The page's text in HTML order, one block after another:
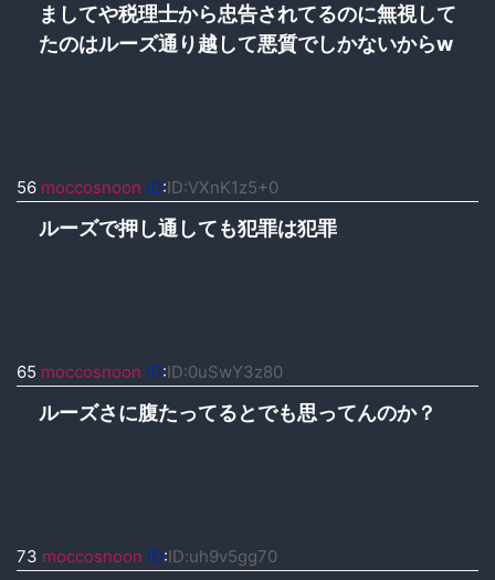
ましてや税理士から忠告されてるのに無視して
たのはルーズ通り越して悪質でしかないからw
56 moccosnoon ID:ID:VXnK1z5+0
ルーズで押し通しても犯罪は犯罪
65 moccosnoon ID:ID:0uSwY3z80
ルーズさに腹たってるとでも思ってんのか？
73 moccosnoon ID:ID:uh9v5gg70